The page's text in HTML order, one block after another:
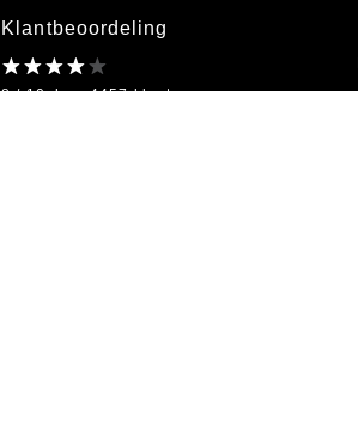
Klantbeoordeling
8 / 10 door 4457 klanten